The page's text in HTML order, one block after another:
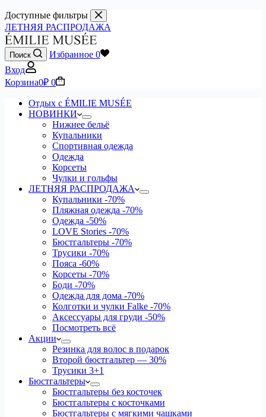
Доступные фильтры
ЛЕТНЯЯ РАСПРОДАЖА
Поиск Избранное 0
Вход
Корзина0₽ 0
Отдых с ÉMILIE MUSÉE
НОВИНКИ
Нижнее бельё
Купальники
Спортивная одежда
Одежда
Корсеты
Чулки и гольфы
ЛЕТНЯЯ РАСПРОДАЖА
Купальники -70%
Пляжная одежда -70%
Одежда -50%
LOVE Stories -70%
Бюстгальтеры -70%
Трусики -70%
Пояса -60%
Корсеты -70%
Боди -70%
Одежда для дома -70%
Колготки и чулки Falke -70%
Аксессуары для груди -50%
Посмотреть всё
Акции
Резинка для волос в подарок
Второй бюстгальтер — 30%
Трусики 3+1
Бюстгальтеры
Бюстгальтеры без косточек
Бюстгальтеры с косточками
Бюстгальтеры с мягкими чашками